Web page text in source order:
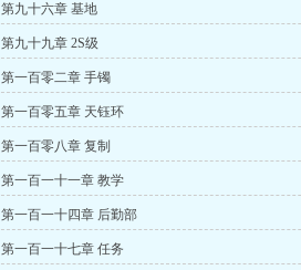
第九十六章 基地
第九十九章 2S级
第一百零二章 手镯
第一百零五章 天钰环
第一百零八章 复制
第一百一十一章 教学
第一百一十四章 后勤部
第一百一十七章 任务